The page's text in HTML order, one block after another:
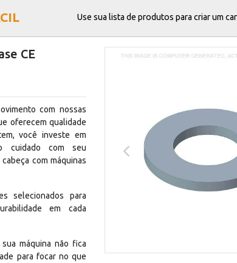
Use sua lista de produtos para criar um
CE
com nossas
oferecem qualidade
você investe em
cuidado com seu
com máquinas
selecionados para
em cada
máquina não fica
para focar no que